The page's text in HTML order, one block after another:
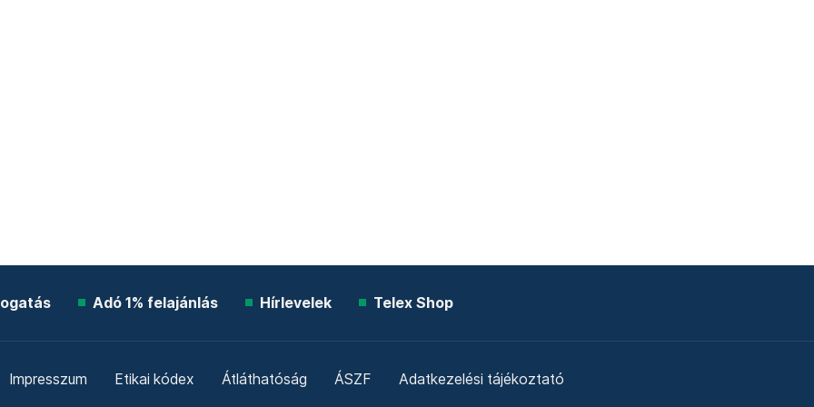
Adó 1% felajánlás Hírlevelek Telex Shop
Impresszum Etikai kódex Átláthatóság ÁSZF Adatkezelési tájékoztató